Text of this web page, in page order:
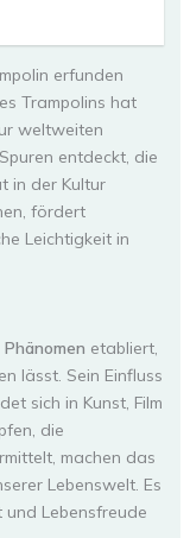
erfunden
Trampolins hat
weltweiten
entdeckt, die
in der Kultur
fördert
Leichtigkeit in
etabliert,
lässt. Sein Einfluss
sich in Kunst, Film
die
machen das
Lebenswelt. Es
und Lebensfreude